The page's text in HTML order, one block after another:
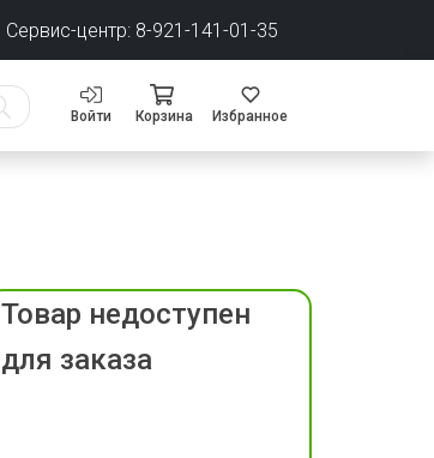
Сервис-центр: 8-921-141-01-35
Войти Корзина Избранное
Товар недоступен
для заказа